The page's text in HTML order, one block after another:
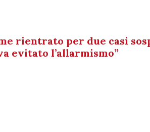
rientrato per due casi
evitato l’allarmismo”